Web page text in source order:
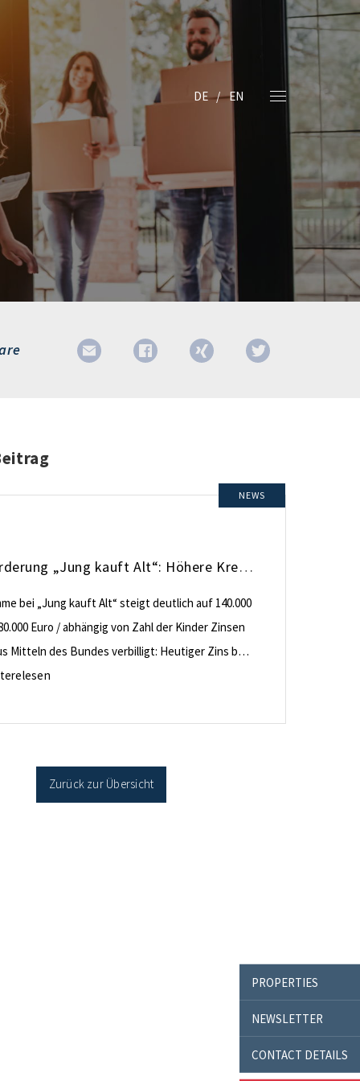
PROPERTIES
NEWSLETTER
CONTACT DETAILS
DE EN
NEWS
KfW-Förderung „Jung kauft Alt“: Höhere Kredite ab August 2026
bei „Jung kauft Alt“ steigt deutlich auf 140.000
Euro / abhängig von Zahl der Kinder Zinsen
Mitteln des Bundes verbilligt: Heutiger Zins bei
effektiv bei 35 Jahren Laufzeit und 10 Jahren
Sanierung binnen 54 Monaten nach
Zurück zur Übersicht